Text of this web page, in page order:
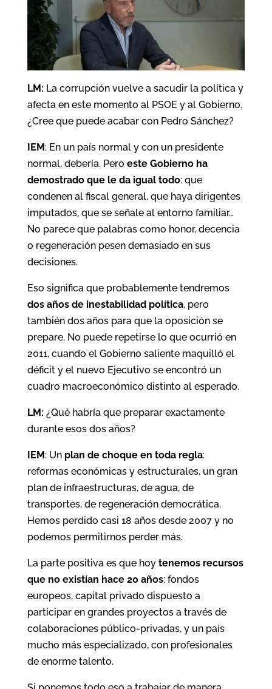
LM: La corrupción vuelve a sacudir la política y
afecta en este momento al PSOE y al Gobierno.
¿Cree que puede acabar con Pedro Sánchez?
IEM: En un país normal y con un presidente
normal, debería. Pero este Gobierno ha
demostrado que le da igual todo: que
condenen al fiscal general, que haya dirigentes
imputados, que se señale al entorno familiar…
No parece que palabras como honor, decencia
o regeneración pesen demasiado en sus
decisiones.
Eso significa que probablemente tendremos
dos años de inestabilidad política, pero
también dos años para que la oposición se
prepare. No puede repetirse lo que ocurrió en
2011, cuando el Gobierno saliente maquilló el
déficit y el nuevo Ejecutivo se encontró un
cuadro macroeconómico distinto al esperado.
LM: ¿Qué habría que preparar exactamente
durante esos dos años?
IEM: Un plan de choque en toda regla:
reformas económicas y estructurales, un gran
plan de infraestructuras, de agua, de
transportes, de regeneración democrática.
Hemos perdido casi 18 años desde 2007 y no
podemos permitirnos perder más.
La parte positiva es que hoy tenemos recursos
que no existían hace 20 años: fondos
europeos, capital privado dispuesto a
participar en grandes proyectos a través de
colaboraciones público-privadas, y un país
mucho más especializado, con profesionales
de enorme talento.